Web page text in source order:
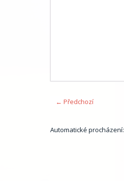
← Předchozí
Automatické procházení: